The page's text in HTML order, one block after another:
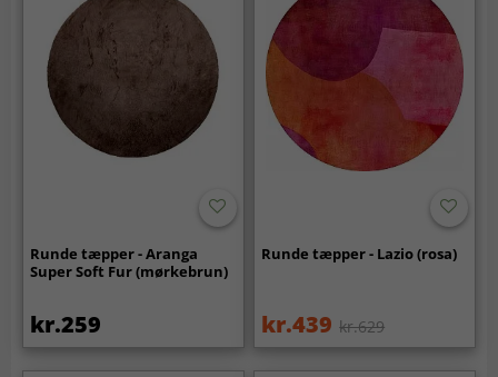
Runde tæpper - Aranga
Super Soft Fur (mørkebrun)
kr.259
Runde tæpper - Lazio (rosa)
kr.439 kr.629